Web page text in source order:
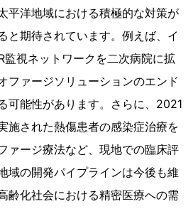
平洋地域における積極的な対策が
と期待されています。例えば、イ
監視ネットワークを二次病院に拡
ファージソリューションのエンド
可能性があります。さらに、2021
施された熱傷患者の感染症治療を
ァージ療法など、現地での臨床評
域の開発パイプラインは今後も維
齢化社会における精密医療への需